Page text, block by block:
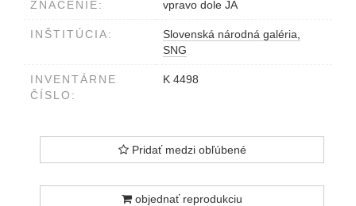
ZNAČENIE: vpravo dole JA
INŠTITÚCIA:
Slovenská národná galéria,
SNG
INVENTÁRNE
ČÍSLO:
K 4498
Pridať medzi obľúbené
objednať reprodukciu